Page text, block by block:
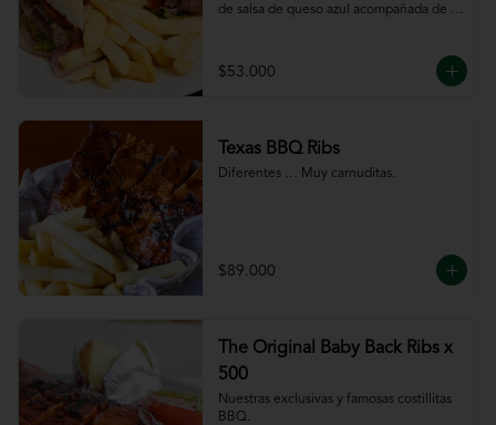
de salsa de queso azul acompañada de
$53.000
Texas BBQ Ribs
Diferentes … Muy carnuditas.
$89.000
The Original Baby Back Ribs x
500
Nuestras exclusivas y famosas costillitas
BBQ.